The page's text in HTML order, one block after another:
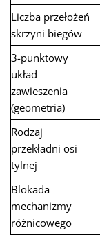
Liczba przełożeń
skrzyni biegów
3-punktowy
układ
zawieszenia
(geometria)
Rodzaj
przekładni osi
tylnej
Blokada
mechanizmy
różnicowego